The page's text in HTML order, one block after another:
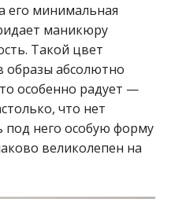
его минимальная
маникюру
Такой цвет
образы абсолютно
особенно радует —
что нет
под него особую форму
великолепен на